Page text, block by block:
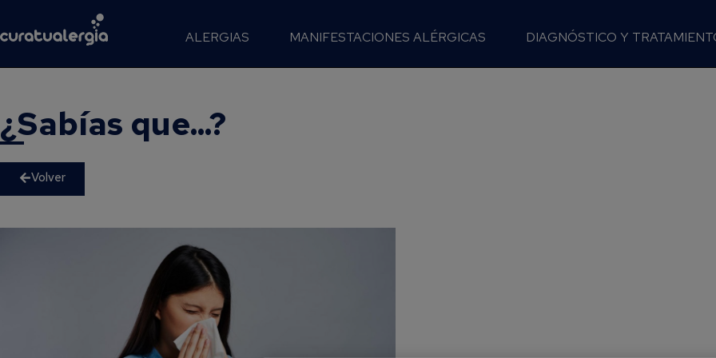
ALERGIAS MANIFESTACIONES ALÉRGICAS DIAGNÓSTICO Y
¿Sabías que...?
Volver